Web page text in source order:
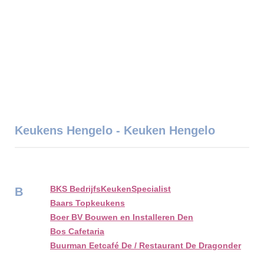
Keukens Hengelo - Keuken Hengelo
B
BKS BedrijfsKeukenSpecialist
Baars Topkeukens
Boer BV Bouwen en Installeren Den
Bos Cafetaria
Buurman Eetcafé De / Restaurant De Dragonder